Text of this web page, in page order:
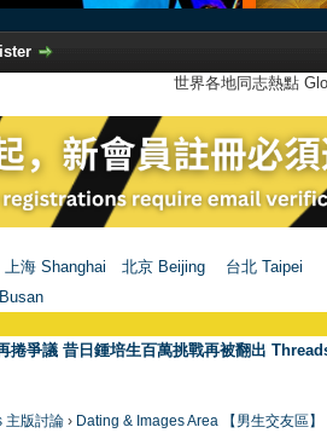
世界各地同志熱點
上海 Shanghai 北京 Beijing 台北 Taipei
捲爭議 昔日鍾培生百萬挑戰再被翻出
主版討論 › Dating & Images Area 【男生交友區】